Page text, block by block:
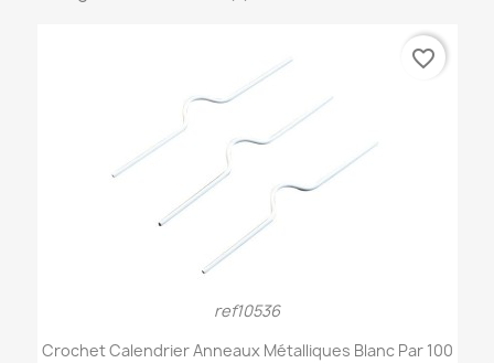
ref10536
Crochet Calendrier Anneaux Métalliques Blanc Par 100
favorite_border